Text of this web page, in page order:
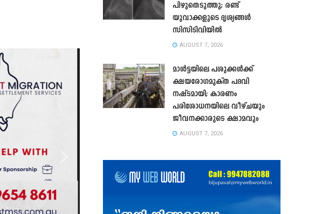
പിഴുതെടുത്തു; രണ്ട്
യുവാക്കളുടെ ദൃശ്യങ്ങൾ
സിസിടിവിയിൽ
AUGUST 7, 2026
മാൾട്ടയിലെ പശുക്കൾക്ക്
ക്ഷയരോഗമുക്ത പദവി
നഷ്ടമായി; കാരണം
പരിശോധനയിലെ വീഴ്ചയും
ജീവനക്കാരുടെ ക്ഷാമവും
AUGUST 7, 2026